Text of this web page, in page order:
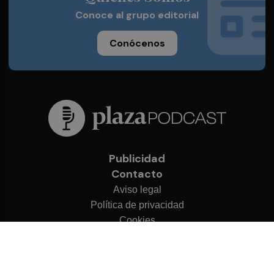
Conoce al grupo editorial
Conócenos
Publicidad
Contacto
Aviso legal
Política de privacidad
Cookies